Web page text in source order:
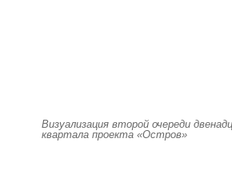
Визуализация второй очереди
квартала проекта «Остров»